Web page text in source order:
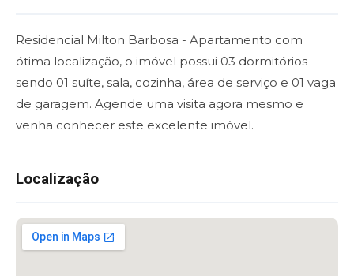
Residencial Milton Barbosa - Apartamento com
ótima localização, o imóvel possui 03 dormitórios
sendo 01 suíte, sala, cozinha, área de serviço e 01 vaga
de garagem. Agende uma visita agora mesmo e
venha conhecer este excelente imóvel.
Localização